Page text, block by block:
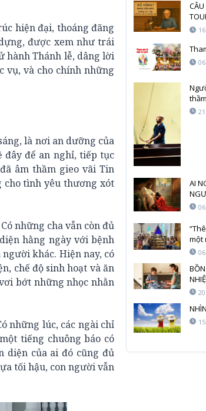
hiện đại, thoáng đãng
được xem như trái
hành Thánh lễ, dâng lời
vụ, và cho chính những
là nơi an dưỡng của
đây để an nghỉ, tiếp tục
âm thầm gieo vãi Tin
cho tình yêu thương xót
những cha vẫn còn đủ
hằng ngày với bệnh
khác. Hiện nay, có
chế độ sinh hoạt và ăn
bớt những nhọc nhằn
những lúc, các ngài chỉ
tiếng chuông báo có
diện của ai đó cũng đủ
tối hậu, con người vẫn
CÂU
AI
một